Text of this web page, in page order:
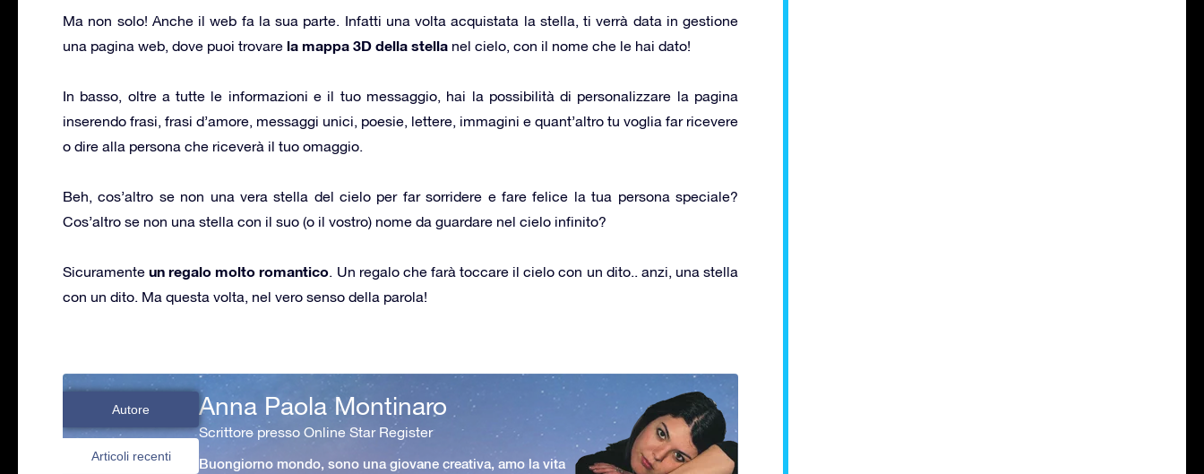
Ma non solo! Anche il web fa la sua parte. Infatti una volta acquistata la stella, ti verrà data in gestione
una pagina web, dove puoi trovare la mappa 3D della stella nel cielo, con il nome che le hai dato!
In basso, oltre a tutte le informazioni e il tuo messaggio, hai la possibilità di personalizzare la pagina
inserendo frasi, frasi d’amore, messaggi unici, poesie, lettere, immagini e quant’altro tu voglia far ricevere
o dire alla persona che riceverà il tuo omaggio.
Beh, cos’altro se non una vera stella del cielo per far sorridere e fare felice la tua persona speciale?
Cos’altro se non una stella con il suo (o il vostro) nome da guardare nel cielo infinito?
Sicuramenteun regalo molto romantico. Un regalo che farà toccare il cielo con un dito.. anzi, una stella
con un dito. Ma questa volta, nel vero senso della parola!
Autore
Articoli recenti
Anna Paola Montinaro
Scrittore presso Online Star Register
Buongiorno mondo, sono una giovane creativa, amo la vita